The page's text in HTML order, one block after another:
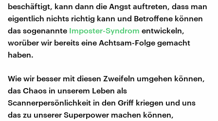
beschäftigt, kann dann die Angst auftreten, dass man
eigentlich nichts richtig kann und Betroffene können
das sogenannte Imposter-Syndrom entwickeln,
worüber wir bereits eine Achtsam-Folge gemacht
haben.
Wie wir besser mit diesen Zweifeln umgehen können,
das Chaos in unserem Leben als
Scannerpersönlichkeit in den Griff kriegen und uns
das zu unserer Superpower machen können,